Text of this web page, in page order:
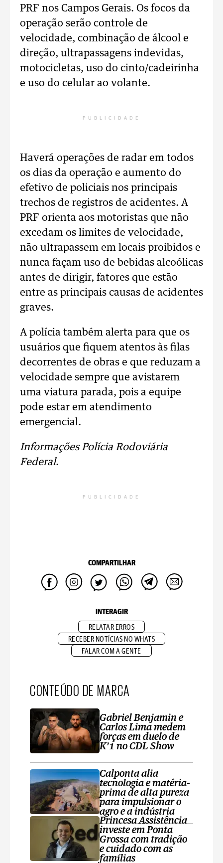
PRF nos Campos Gerais. Os focos da
operação serão controle de
velocidade, combinação de álcool e
direção, ultrapassagens indevidas,
motocicletas, uso do cinto/cadeirinha
e uso do celular ao volante.
PUBLICIDADE
Haverá operações de radar em todos
os dias da operação e aumento do
efetivo de policiais nos principais
trechos de registros de acidentes. A
PRF orienta aos motoristas que não
excedam os limites de velocidade,
não ultrapassem em locais proibidos e
nunca façam uso de bebidas alcoólicas
antes de dirigir, fatores que estão
entre as principais causas de acidentes
graves.
A polícia também alerta para que os
usuários que fiquem atentos às filas
decorrentes de obras e que reduzam a
velocidade sempre que avistarem
uma viatura parada, pois a equipe
pode estar em atendimento
emergencial.
Informações Polícia Rodoviária
Federal.
PUBLICIDADE
COMPARTILHAR
INTERAGIR
RELATAR ERROS
RECEBER NOTÍCIAS NO WHATS
FALAR COM A GENTE
CONTEÚDO DE MARCA
Gabriel Benjamin e
Carlos Lima medem
forças em duelo de
K’1 no CDL Show
Calponta alia
tecnologia e matéria-
prima de alta pureza
para impulsionar o
agro e a indústria
Princesa Assistência
investe em Ponta
Grossa com tradição
e cuidado com as
famílias